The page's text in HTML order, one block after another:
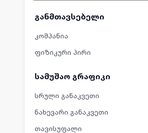
განმთავსებელი
კომპანია
ფიზიკური პირი
სამუშაო გრაფიკი
სრული განაკვეთი
ნახევარი განაკვეთი
თავისუფალი